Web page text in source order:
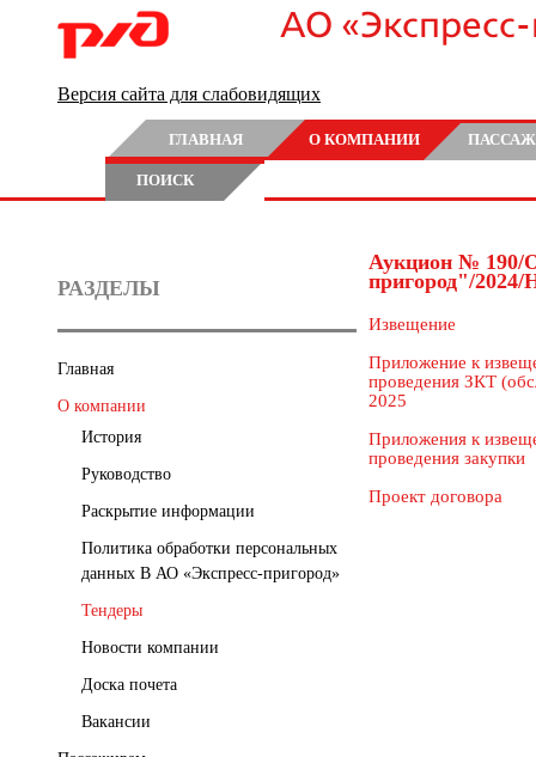
АО
Версия сайта для слабовидящих
ГЛАВНАЯ О КОМПАНИИ
ПОИСК
РАЗДЕЛЫ
Главная
О компании
История
Руководство
Раскрытие информации
Политика обработки персональных
данных В АО «Экспресс-пригород»
Тендеры
Новости компании
Доска почета
Вакансии
Аукцион № 190/
пригород"/
Извещение
Приложение к
проведения ЗКТ
2025
Приложения к
проведения закупки
Проект договора